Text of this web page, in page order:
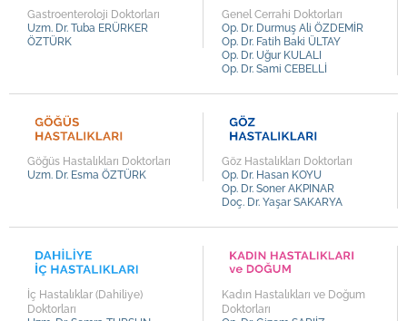
Uzm. Dr. Kazım KÜÇÜKTAŞÇI
Uzm. Dr. Ali Rıza ÇİFTÇİOĞLU
Uzm. Dr. Tuba ERÜRKER ÖZTÜRK
Uzm. Dr. Esma ÖZTÜRK
Uzm. Dr. Semra TURSUN
Uzm. Dr. Rıdvan Fevzi DEĞİRMENCİLER
Uzm. Dr. Murat KAYA
Uzm. Dr. Turgay ASLAN
Uzm. Dr. Aydın ÇELİKER
Uzm. Dr. Ahmet KILINÇER
Gastroenteroloji Doktorları
Uzm. Dr. Tuba ERÜRKER
ÖZTÜRK
Genel Cerrahi Doktorları
Op. Dr. Durmuş Ali ÖZDEMİR
Op. Dr. Fatih Baki ÜLTAY
Op. Dr. Uğur KULALI
Op. Dr. Sami CEBELLİ
Göğüs Hastalıkları Doktorları
Uzm. Dr. Esma ÖZTÜRK
Göz Hastalıkları Doktorları
Op. Dr. Hasan KOYU
Op. Dr. Soner AKPINAR
Doç. Dr. Yaşar SAKARYA
İç Hastalıklar (Dahiliye)
Doktorları
Kadın Hastalıkları ve Doğum
Doktorları